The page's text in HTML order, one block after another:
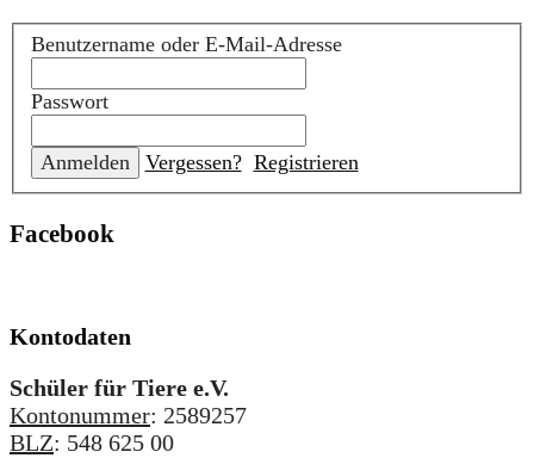
Benutzername oder E-Mail-Adresse
Passwort
Vergessen? Registrieren
Facebook
Kontodaten
Schüler für Tiere e.V.
Kontonummer: 2589257
BLZ: 548 625 00